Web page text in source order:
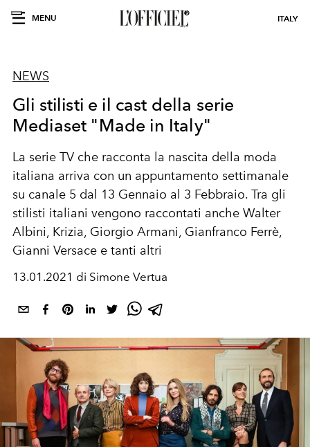
MENU ITALY
NEWS
Gli stilisti e il cast della serie
Mediaset "Made in Italy"
La serie TV che racconta la nascita della moda
italiana arriva con un appuntamento settimanale
su canale 5 dal 13 Gennaio al 3 Febbraio. Tra gli
stilisti italiani vengono raccontati anche Walter
Albini, Krizia, Giorgio Armani, Gianfranco Ferrè,
Gianni Versace e tanti altri
13.01.2021 di Simone Vertua